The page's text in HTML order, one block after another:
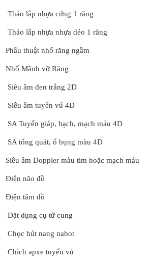
Tháo lắp nhựa cứng 1 răng
Tháo lắp nhựa nhựa dẻo 1 răng
Phẫu thuật nhổ răng ngầm
Nhổ Mãnh vỡ Răng
Siêu âm đen trắng 2D
Siêu âm tuyến vú 4D
SA Tuyến giáp, hạch, mạch máu 4D
SA tổng quát, ổ bụng màu 4D
Siêu âm Doppler màu tim hoặc mạch máu
Điện não đồ
Điện tâm đồ
Đặt dụng cụ tử cung
Chọc hút nang nabot
Chích apxe tuyến vú